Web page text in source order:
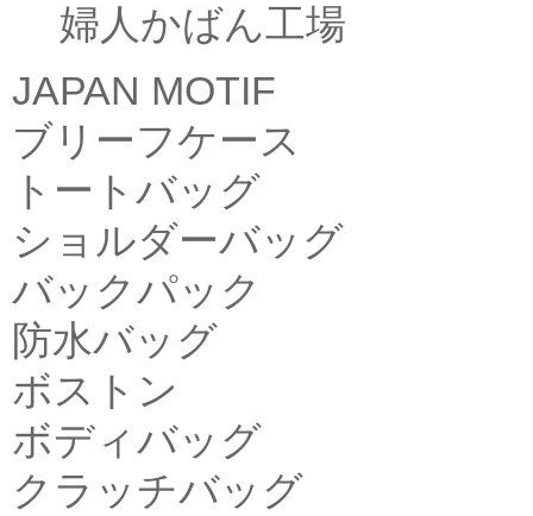
婦人かばん工場
JAPAN MOTIF
ブリーフケース
トートバッグ
ショルダーバッグ
バックパック
防水バッグ
ボストン
ボディバッグ
クラッチバッグ